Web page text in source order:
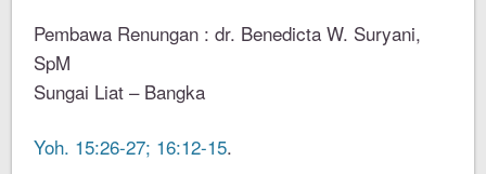
Pembawa Renungan : dr. Benedicta W. Suryani,
SpM
Sungai Liat – Bangka
Yoh. 15:26-27; 16:12-15.